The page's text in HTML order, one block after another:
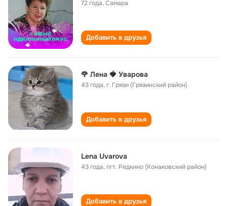
72 года,Самара
Добавить в друзья
🌹 Лена 🍓 Уварова
43 года,г. Грязи (Грязинский район)
Добавить в друзья
Lena Uvarova
43 года,пгт. Редкино (Конаковский район)
Добавить в друзья